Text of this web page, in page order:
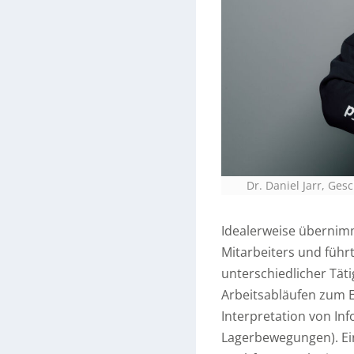
Dr. Daniel Jarr,
Idealerweise
Mitarbeiters und
unterschiedlicher
Arbeitsabläufen zum
Interpretation von
Lagerbewegungen).